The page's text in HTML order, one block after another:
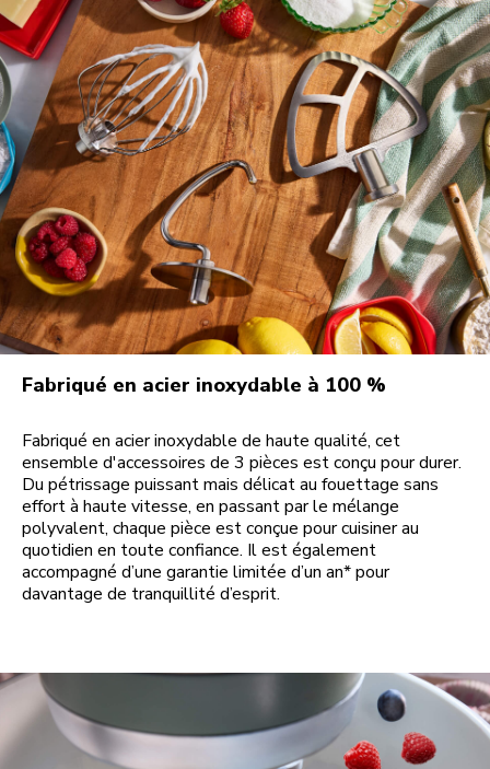
Fabriqué en acier inoxydable à 100 %
Fabriqué en acier inoxydable de haute qualité, cet
ensemble d'accessoires de 3 pièces est conçu pour durer.
Du pétrissage puissant mais délicat au fouettage sans
effort à haute vitesse, en passant par le mélange
polyvalent, chaque pièce est conçue pour cuisiner au
quotidien en toute confiance. Il est également
accompagné d’une garantie limitée d’un an* pour
davantage de tranquillité d’esprit.